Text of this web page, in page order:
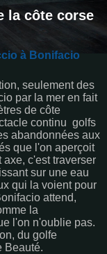
la côte corse
à Bonifacio
seulement des
par la mer en fait
de côte
continu golfs
abandonnées aux
que l'on aperçoit
c'est traverser
sur une eau
qui la voient pour
attend,
la
l'on n'oublie pas.
du golfe
Beauté.